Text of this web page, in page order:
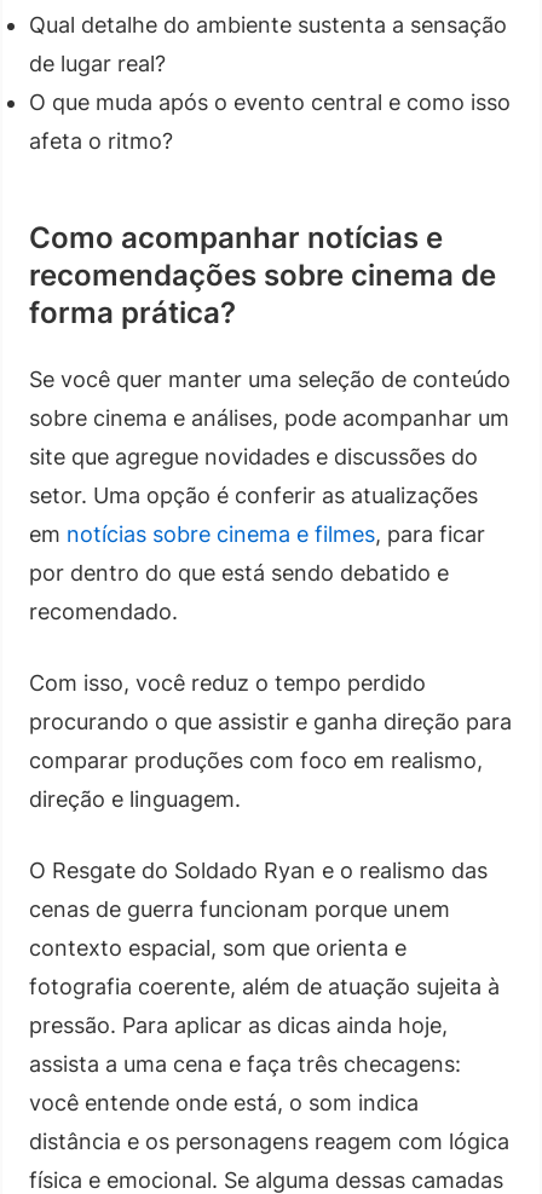
Qual detalhe do ambiente sustenta a sensação
de lugar real?
O que muda após o evento central e como isso
afeta o ritmo?
Como acompanhar notícias e
recomendações sobre cinema de
forma prática?
Se você quer manter uma seleção de conteúdo
sobre cinema e análises, pode acompanhar um
site que agregue novidades e discussões do
setor. Uma opção é conferir as atualizações
em notícias sobre cinema e filmes, para ficar
por dentro do que está sendo debatido e
recomendado.
Com isso, você reduz o tempo perdido
procurando o que assistir e ganha direção para
comparar produções com foco em realismo,
direção e linguagem.
O Resgate do Soldado Ryan e o realismo das
cenas de guerra funcionam porque unem
contexto espacial, som que orienta e
fotografia coerente, além de atuação sujeita à
pressão. Para aplicar as dicas ainda hoje,
assista a uma cena e faça três checagens:
você entende onde está, o som indica
distância e os personagens reagem com lógica
física e emocional. Se alguma dessas camadas